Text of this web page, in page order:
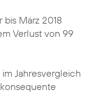
März 2018
Verlust von 99
im Jahresvergleich